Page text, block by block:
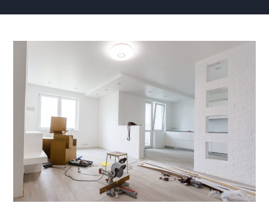
Glasvezel
Bespaar
met
Aanbieding